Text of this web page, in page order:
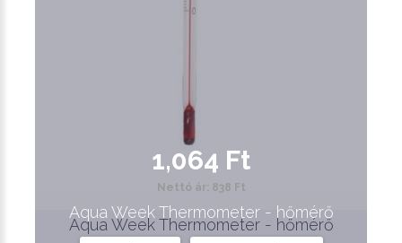
Aqua Week Thermometer - hőmérő
1,064 Ft
Nettó ár: 838 Ft
Aqua Week Thermometer - hőmérő